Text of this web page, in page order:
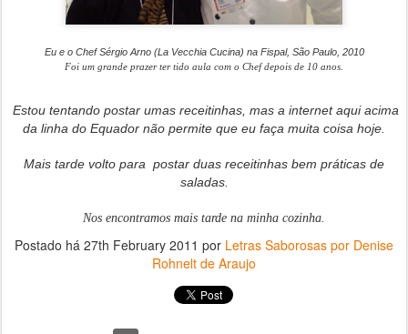
Eu e o Chef Sérgio Arno (La Vecchia Cucina) na Fispal, São Paulo, 2010
Foi um grande prazer ter tido aula com o Chef depois de 10 anos.
Estou tentando postar umas receitinhas, mas a internet aqui acima
da linha do Equador não permite que eu faça muita coisa hoje.
Mais tarde volto para postar duas receitinhas bem práticas de
saladas.
Nos encontramos mais tarde na minha cozinha.
Postado há 27th February 2011 por Letras Saborosas por Denise
Rohnelt de Araujo